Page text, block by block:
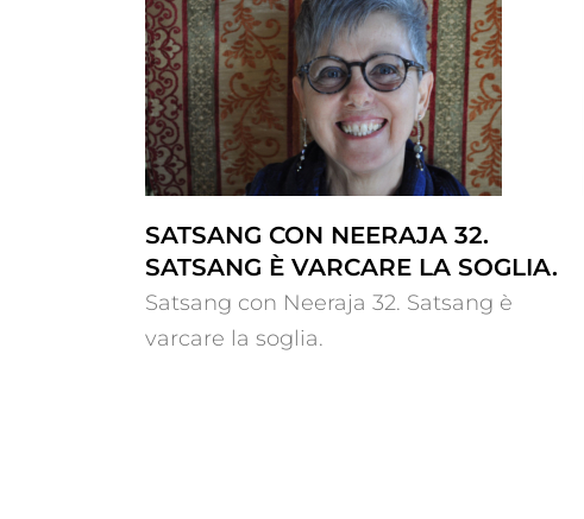
SATSANG CON NEERAJA 32.
SATSANG È VARCARE LA SOGLIA.
Satsang con Neeraja 32. Satsang è
varcare la soglia.
Satsang con Neeraja 31. Satsang è
oltre ogni esperienza.